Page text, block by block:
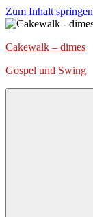
Zum Inhalt springen
Cakewalk – dimes
Gospel und Swing